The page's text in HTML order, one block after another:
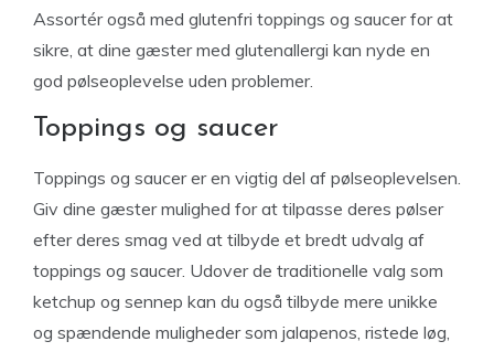
Assortér også med glutenfri toppings og saucer for at
sikre, at dine gæster med glutenallergi kan nyde en
god pølseoplevelse uden problemer.
Toppings og saucer
Toppings og saucer er en vigtig del af pølseoplevelsen.
Giv dine gæster mulighed for at tilpasse deres pølser
efter deres smag ved at tilbyde et bredt udvalg af
toppings og saucer. Udover de traditionelle valg som
ketchup og sennep kan du også tilbyde mere unikke
og spændende muligheder som jalapenos, ristede løg,